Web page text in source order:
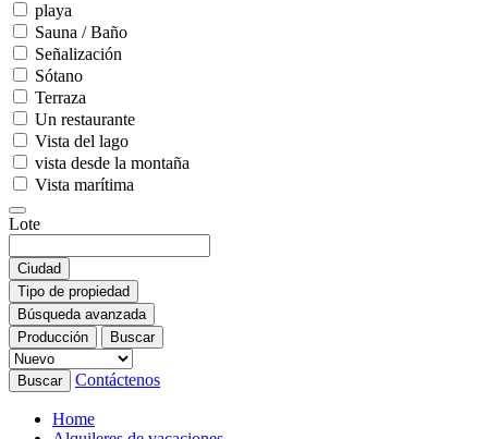
playa
Sauna / Baño
Señalización
Sótano
Terraza
Un restaurante
Vista del lago
vista desde la montaña
Vista marítima
Lote
Ciudad
Tipo de propiedad
Búsqueda avanzada
Producción
Buscar
Buscar Contáctenos
Home